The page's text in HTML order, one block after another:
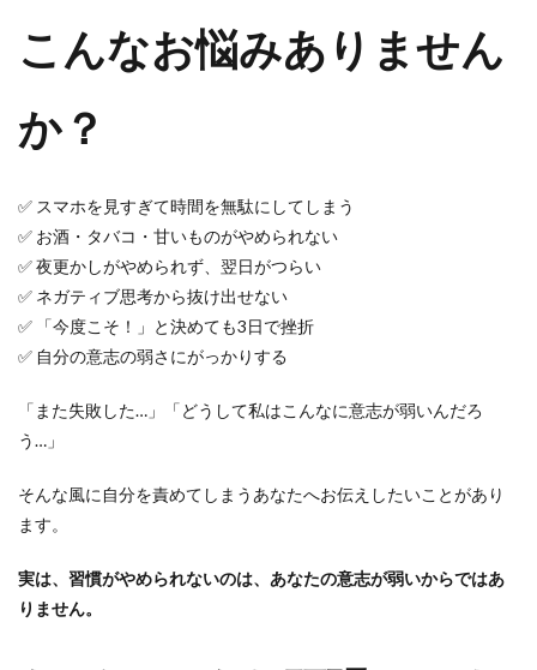
こんなお悩みありません
か？
✅ スマホを見すぎて時間を無駄にしてしまう
✅ お酒・タバコ・甘いものがやめられない
✅ 夜更かしがやめられず、翌日がつらい
✅ ネガティブ思考から抜け出せない
✅ 「今度こそ！」と決めても3日で挫折
✅ 自分の意志の弱さにがっかりする
「また失敗した…」「どうして私はこんなに意志が弱いんだろ
う…」
そんな風に自分を責めてしまうあなたへお伝えしたいことがあり
ます。
実は、習慣がやめられないのは、あなたの意志が弱いからではあ
りません。